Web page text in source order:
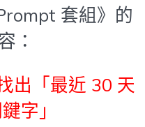
套組》的
：
出「最近 30 天
字」